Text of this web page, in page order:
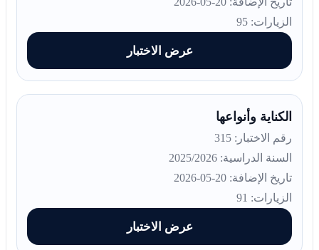
الزيارات: 95
عرض الاختبار
الكناية وأنواعها
رقم الاختبار: 315
السنة الدراسية: 2025/2026
تاريخ الإضافة: 20-05-2026
الزيارات: 91
عرض الاختبار